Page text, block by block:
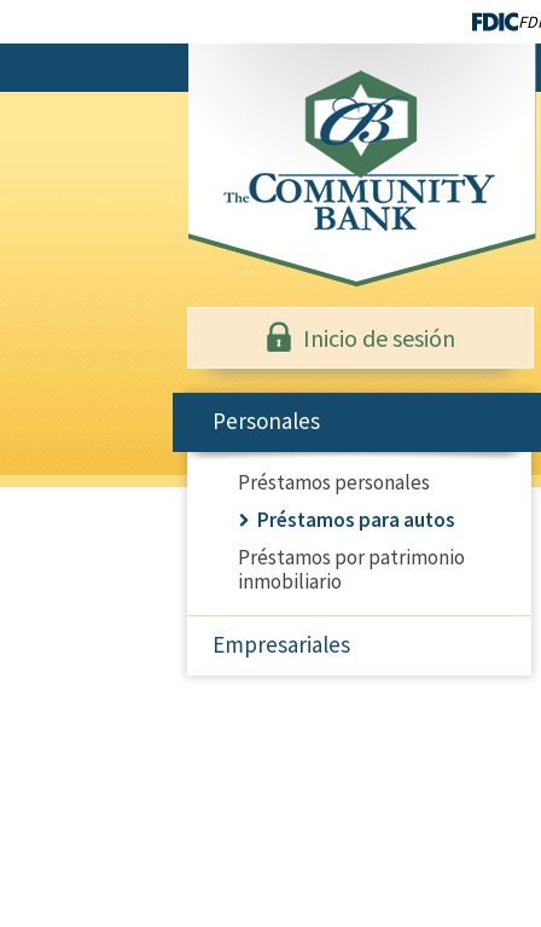
Inicio de sesión
Personales
Préstamos personales
Préstamos para autos
Préstamos por patrimonio
inmobiliario
Empresariales